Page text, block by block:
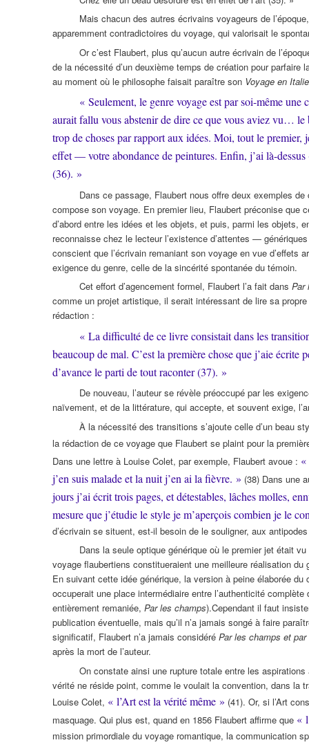
Mais chacun des autres écrivains voyageurs de
apparemment contradictoires du voyage, qui valorisait le
Or c’est Flaubert, plus qu’aucun autre écrivain de
de la nécessité d’un deuxième temps de création pour
au moment où le philosophe faisait paraître son Voyage en Italie
« Seulement, le genre voyage est par soi-même
aurait fallu vous abstenir de dire ce que vous aviez vu…
trop de choses par rapport aux idées. Moi, tout le
effet — votre abondance de peintures. Enfin, j’ai là-
(36). »
Dans ce passage, Flaubert nous offre deux exemples
compose son voyage. En premier lieu, Flaubert préconise que
d’abord entre les idées et les objets, et puis, parmi les objets,
reconnaisse chez le lecteur l’existence d’attentes —
conscient que l’écrivain remaniant son voyage en vue
exigence du genre, celle de la sincérité spontanée du témoin.
Cet effort d’agencement formel, Flaubert l’a fait dans Par
comme un projet artistique, il serait intéressant de lire sa
rédaction :
« La difficulté de ce livre consistait dans les
beaucoup de mal. C’est la première chose que j’aie
d’avance le parti de tout raconter (37). »
De nouveau, l’auteur se révèle préoccupé par les
naïvement, et de la littérature, qui accepte, et souvent exige,
À la nécessité des transitions s’ajoute celle d’un beau
la rédaction de ce voyage que Flaubert se plaint pour la
Dans une lettre à Louise Colet, par exemple, Flaubert avoue :
j’en suis malade et la nuit j’en ai la fièvre. » (38) Dans une
jours j’ai écrit trois pages, et détestables, lâches molles,
mesure que j’étudie le style je m’aperçois combien je le
d’écrivain se situent, est-il besoin de le souligner, aux
Dans la seule optique générique où le premier jet était
voyage flaubertiens constitueraient une meilleure réalisation
En suivant cette idée générique, la version à peine élaborée
occuperait une place intermédiaire entre l’authenticité
entièrement remaniée, Par les champs).Cependant il faut
publication éventuelle, mais qu’il n’a jamais songé à faire
significatif, Flaubert n’a jamais considéré Par les champs et
après la mort de l’auteur.
On constate ainsi une rupture totale entre les
vérité ne réside point, comme le voulait la convention, dans la
Louise Colet, « l’Art est la vérité même » (41). Or, si l’Art
masquage. Qui plus est, quand en 1856 Flaubert affirme que «
mission primordiale du voyage romantique, la communication